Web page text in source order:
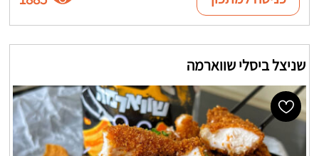
שניצל ביסלי שווארמה